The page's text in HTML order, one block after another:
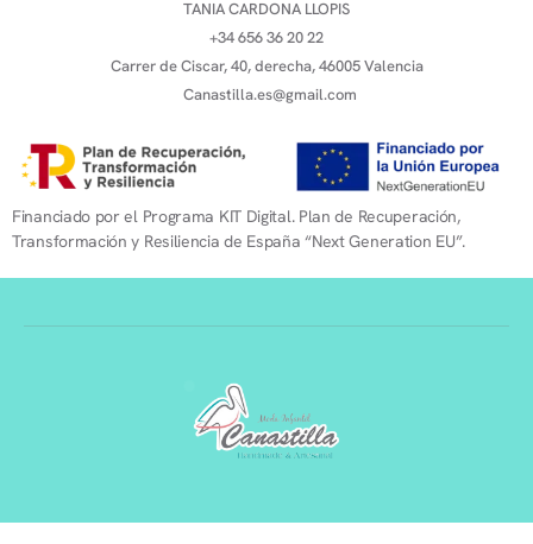
TANIA CARDONA LLOPIS
+34 656 36 20 22
Carrer de Ciscar, 40, derecha, 46005 Valencia
Canastilla.es@gmail.com
Financiado por el Programa KIT Digital. Plan de Recuperación,
Transformación y Resiliencia de España “Next Generation EU”.